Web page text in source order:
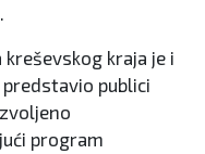
kraja je i
publici
program